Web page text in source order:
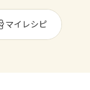
マイレシピ